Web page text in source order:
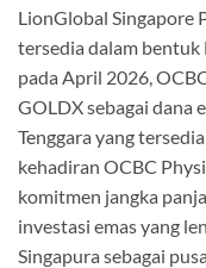
LionGlobal Singapore
tersedia dalam bentuk
pada April 2026,
GOLDX sebagai dana
Tenggara yang
kehadiran OCBC
komitmen jangka
investasi emas yang
Singapura sebagai